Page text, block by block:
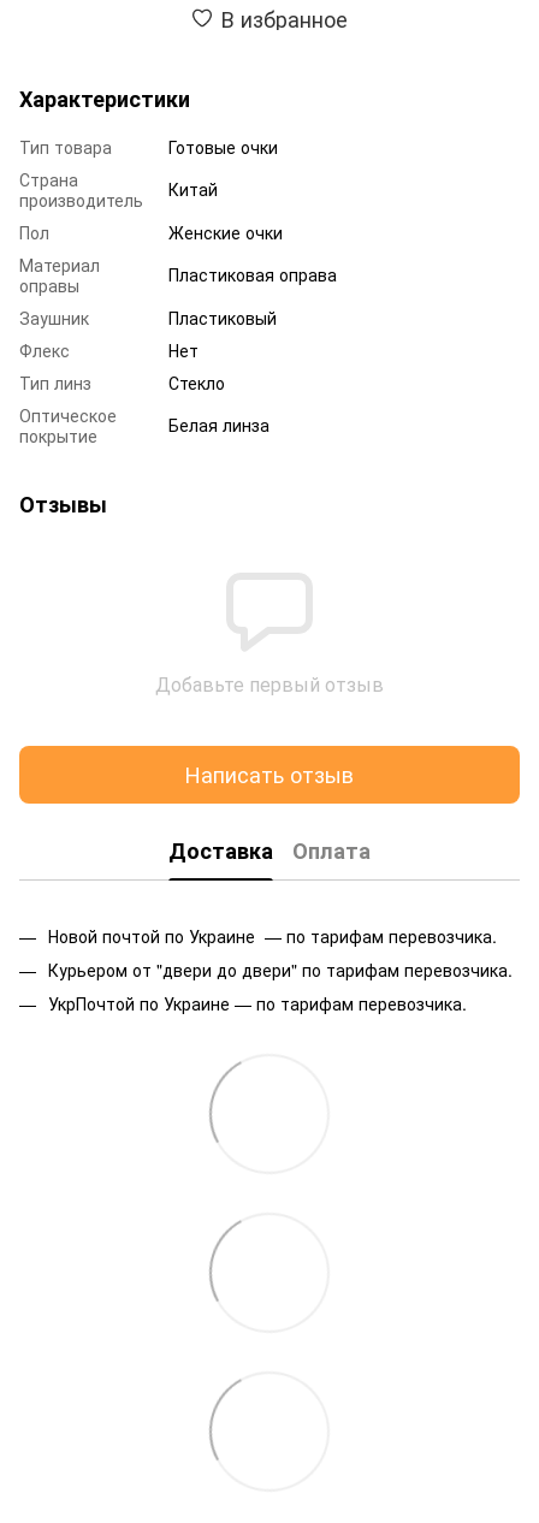
В избранное
Характеристики
Тип товара
Готовые очки
Страна
производитель
Китай
Пол
Женские очки
Материал
оправы
Пластиковая оправа
Заушник
Пластиковый
Флекс
Нет
Тип линз
Стекло
Оптическое
покрытие
Белая линза
Отзывы
Добавьте первый отзыв
Написать отзыв
Доставка Оплата
Новой почтой по Украине — по тарифам перевозчика.
Курьером от "двери до двери" по тарифам перевозчика.
УкрПочтой по Украине — по тарифам перевозчика.